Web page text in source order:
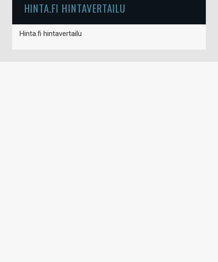
HINTA.FI HINTAVERTAILU
Hinta.fi hintavertailu